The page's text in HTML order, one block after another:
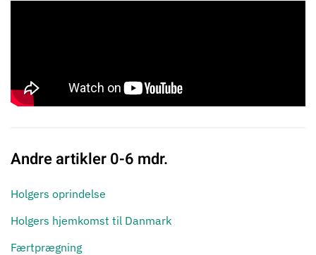
Andre artikler 0-6 mdr.
Holgers oprindelse
Holgers hjemkomst til Danmark
Færtprægning